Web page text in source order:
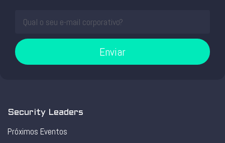
Enviar
Security Leaders
Próximos Eventos